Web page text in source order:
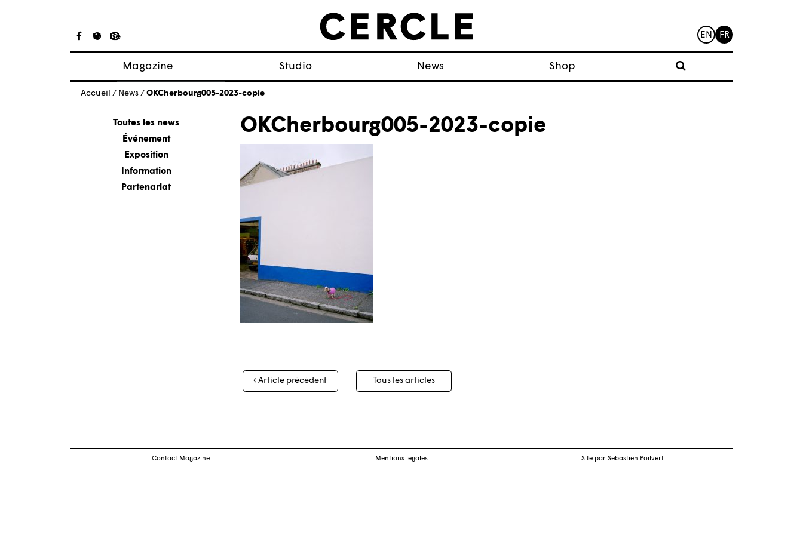
EN FR
Magazine
Articles
À propos
Numéros
Studio News Shop
Accueil / News / OKCherbourg005-2023-copie
Toutes les news
Événement
Exposition
Information
Partenariat
OKCherbourg005-2023-copie
Navigation
des
Article précédent Tous les articles
Contact Magazine Mentions légales Site par Sébastien Poilvert